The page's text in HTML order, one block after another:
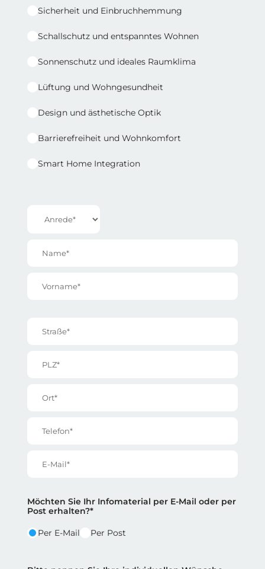
Sicherheit und Einbruchhemmung
Schallschutz und entspanntes Wohnen
Sonnenschutz und ideales Raumklima
Lüftung und Wohngesundheit
Design und ästhetische Optik
Barrierefreiheit und Wohnkomfort
Smart Home Integration
Reihe 2
Reihe 2 | Spalte 1
Möchten Sie Ihr Infomaterial per E-Mail oder per
Post erhalten?*
Per E-Mail Per Post